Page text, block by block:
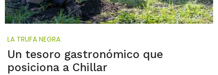
LA TRUFA NEGRA
Un tesoro gastronómico que
posiciona a Chillar